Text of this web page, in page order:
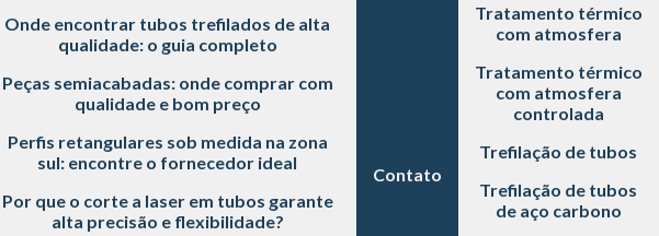
Onde encontrar tubos trefilados de alta
qualidade: o guia completo
Peças semiacabadas: onde comprar com
qualidade e bom preço
Perfis retangulares sob medida na zona
sul: encontre o fornecedor ideal
Por que o corte a laser em tubos garante
alta precisão e flexibilidade?
Contato
Tratamento térmico
com atmosfera
Tratamento térmico
com atmosfera
controlada
Trefilação de tubos
Trefilação de tubos
de aço carbono